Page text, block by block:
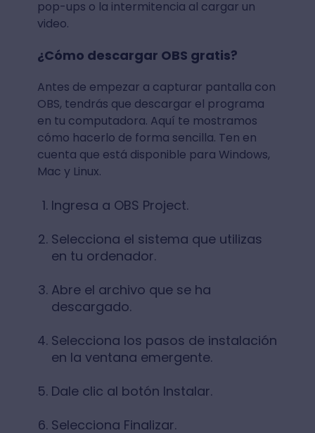
pop-ups o la intermitencia al cargar un
video.
¿Cómo descargar OBS gratis?
Antes de empezar a capturar pantalla con
OBS, tendrás que descargar el programa
en tu computadora. Aquí te mostramos
cómo hacerlo de forma sencilla. Ten en
cuenta que está disponible para Windows,
Mac y Linux.
Ingresa a OBS Project.
Selecciona el sistema que utilizas
en tu ordenador.
Abre el archivo que se ha
descargado.
Selecciona los pasos de instalación
en la ventana emergente.
Dale clic al botón Instalar.
Selecciona Finalizar.